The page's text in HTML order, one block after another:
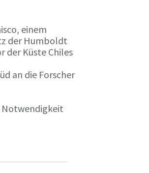
einem
der Humboldt
der Küste Chiles
an die Forscher
Notwendigkeit